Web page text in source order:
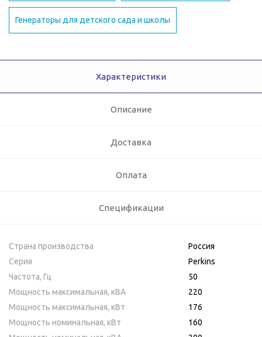
Генераторы для детского сада и школы
Характеристики
Описание
Доставка
Оплата
Спецификации
Страна производства
Россия
Серия
Perkins
Частота, Гц
50
Мощность максимальная, кВA
220
Мощность максимальная, кВт
176
Мощность номинальная, кВт
160